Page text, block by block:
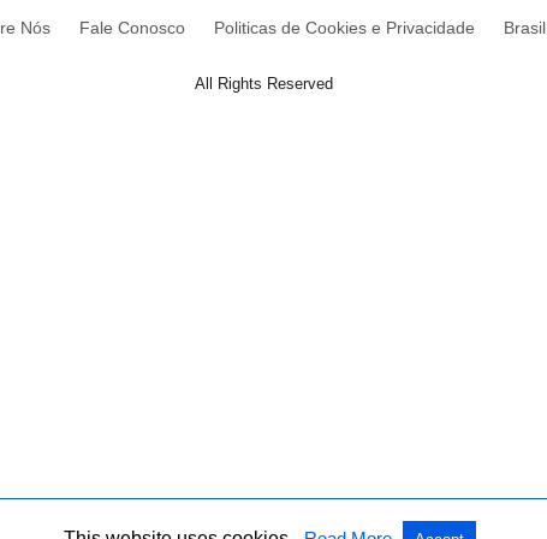
Nós Fale Conosco Politicas de Cookies e Privacidade Brasil
All Rights Reserved